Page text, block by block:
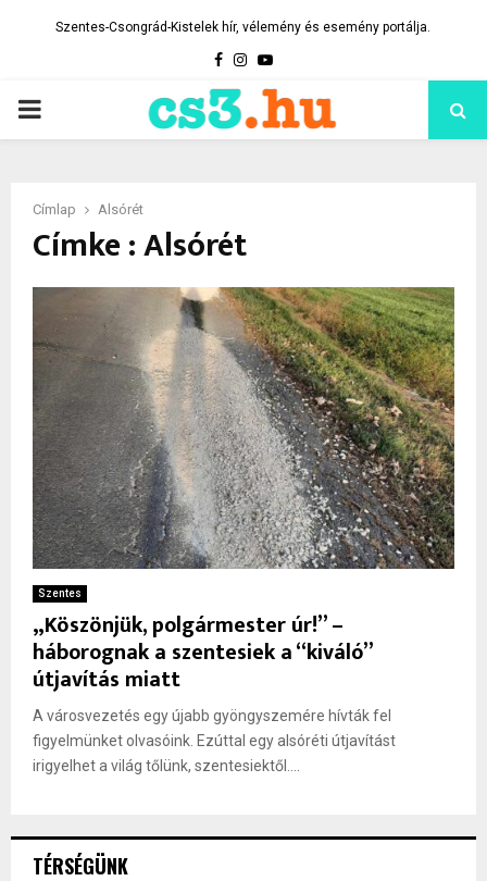
Szentes-Csongrád-Kistelek hír, vélemény és esemény portálja.
Facebook
Instagram
Youtube
PRIMARY
Címlap Alsórét
Címke : Alsórét
Szentes
„Köszönjük, polgármester úr!” –
háborognak a szentesiek a “kiváló”
útjavítás miatt
A városvezetés egy újabb gyöngyszemére hívták fel
figyelmünket olvasóink. Ezúttal egy alsóréti útjavítást
irigyelhet a világ tőlünk, szentesiektől....
TÉRSÉGÜNK